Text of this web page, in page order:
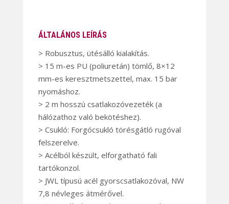
ÁLTALÁNOS LEÍRÁS
> Robusztus, ütésálló kialakítás.
> 15 m-es PU (poliuretán) tömlő, 8×12
mm-es keresztmetszettel, max. 15 bar
nyomáshoz.
> 2 m hosszú csatlakozóvezeték (a
hálózathoz való bekötéshez).
> Csukló: Forgócsukló törésgátló rugóval
felszerelve.
> Acélból készült, elforgatható fali
tartókonzol.
> JWL típusú acél gyorscsatlakozóval, NW
7,8 névleges átmérővel.